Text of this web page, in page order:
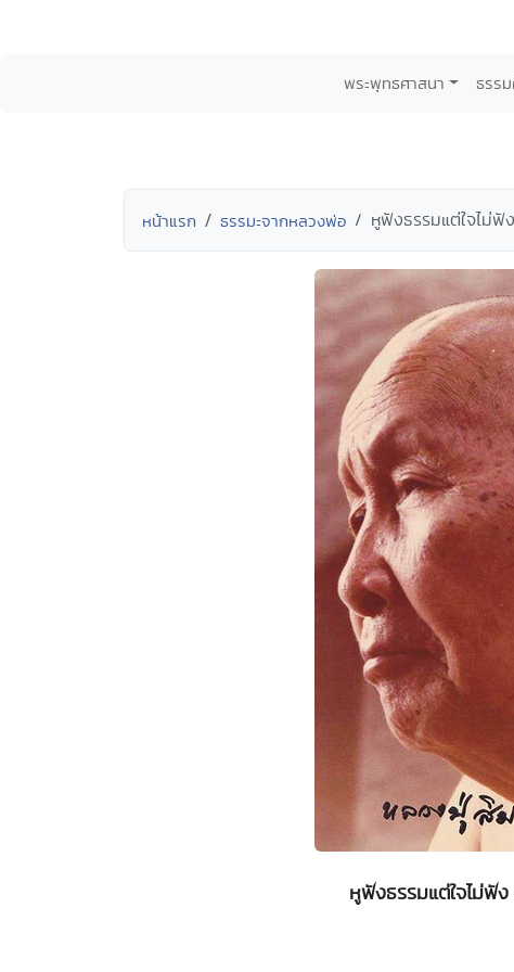
พระพุทธศาสนา ธรร
หน้าแรก ธรรมะจากหลวงพ่อ หูฟังธรรมแต่ใจไม่ฟั
หูฟังธรรมแต่ใจไม่ฟั